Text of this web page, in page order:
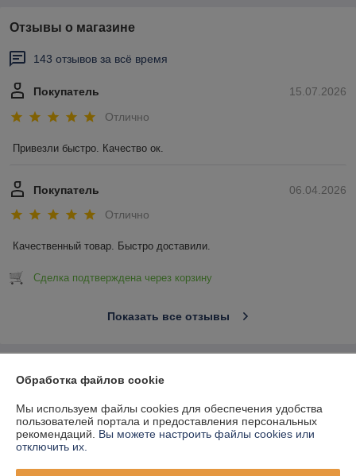
Отзывы о магазине
143 отзывов за всё время
15.07.2026
Покупатель
Отлично
Привезли быстро. Качество ок.
06.04.2026
Покупатель
Отлично
Качественный товар. Быстро доставили.
Сделка подтверждена через корзину
Показать все отзывы
Контакты
Доставка и оплата
Обработка файлов cookie
Мы используем файлы cookies для обеспечения удобства
пользователей портала и предоставления персональных
рекомендаций. Вы можете настроить файлы cookies или
отключить их.